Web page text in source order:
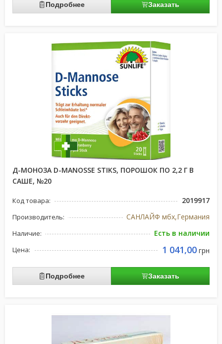
Подробнее Заказать
Д-МОНОЗА D-MANOSSE STIKS, ПОРОШОК ПО 2,2 Г В
САШЕ, №20
Код товара: 2019917
Производитель: САНЛАЙФ мбх,Германия
Наличие: Есть в наличии
Цена: 1 041,00 грн
Подробнее Заказать